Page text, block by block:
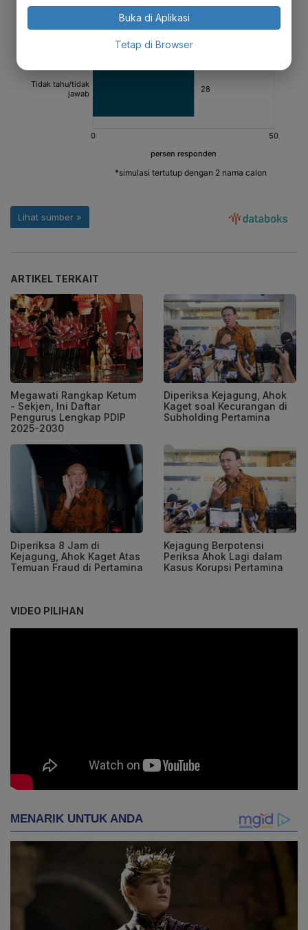
ARTIKEL TERKAIT
Megawati Rangkap Ketum
- Sekjen, Ini Daftar
Pengurus Lengkap PDIP
2025-2030
Diperiksa Kejagung, Ahok
Kaget soal Kecurangan di
Subholding Pertamina
Diperiksa 8 Jam di
Kejagung, Ahok Kaget Atas
Temuan Fraud di Pertamina
Kejagung Berpotensi
Periksa Ahok Lagi dalam
Kasus Korupsi Pertamina
VIDEO PILIHAN
Buka di Aplikasi
Tetap di Browser